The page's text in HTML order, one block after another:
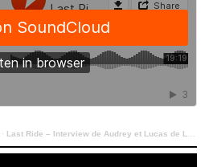
· Last Ride – Interview de Audrey et Lucas de Little Odetta – 17092024